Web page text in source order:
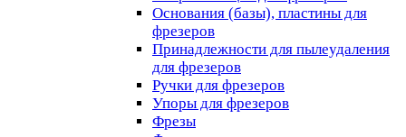
Основания (базы), пластины для
фрезеров
Принадлежности для пылеудаления
для фрезеров
Ручки для фрезеров
Упоры для фрезеров
Фрезы